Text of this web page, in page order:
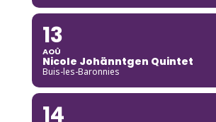
13
AOÛ
Nicole Johänntgen Quintet
Buis-les-Baronnies
14